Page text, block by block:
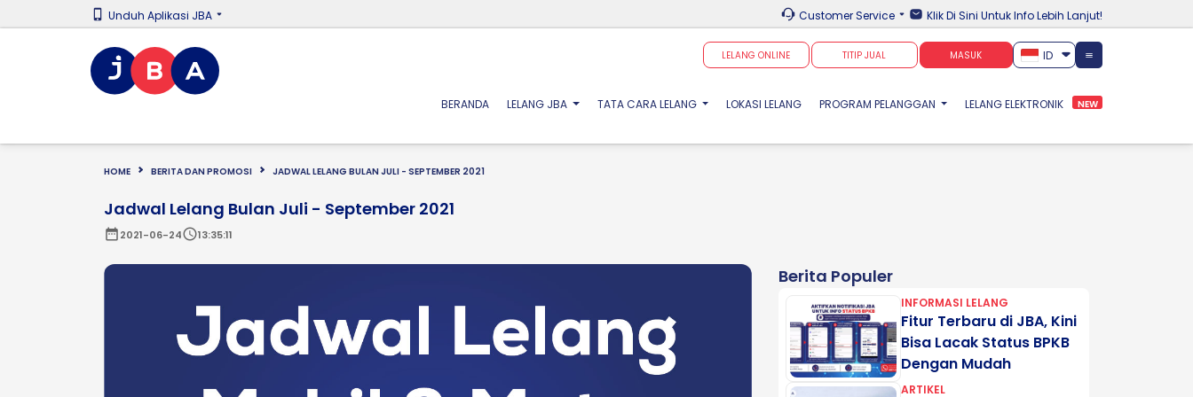
Unduh Aplikasi JBA Customer Service Klik Di Sini Untuk Info Lebih Lanjut!
LELANG ONLINE TITIP JUAL MASUK ID
BERANDA(CURRENT)
LELANG JBA TATA CARA LELANG LOKASI LELANG PROGRAM PELANGGAN LELANG ELEKTRONIK NEW
HOME BERITA DAN PROMOSI JADWAL LELANG BULAN JULI - SEPTEMBER 2021
Jadwal Lelang Bulan Juli - September 2021
date_range2021-06-24schedule13:35:11
Berita Populer
INFORMASI LELANG
Fitur Terbaru di JBA, Kini
Bisa Lacak Status BPKB
Dengan Mudah
ARTIKEL